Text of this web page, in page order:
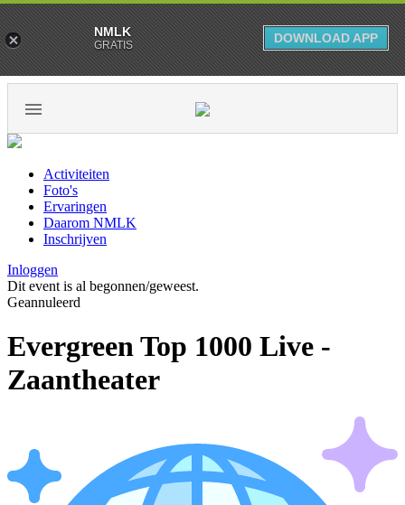
Activiteiten
Foto's
Ervaringen
Daarom NMLK
Inschrijven
Inloggen
Dit event is al begonnen/geweest.
Geannuleerd
Evergreen Top 1000 Live -
Zaantheater
NMLK
GRATIS DOWNLOAD APP